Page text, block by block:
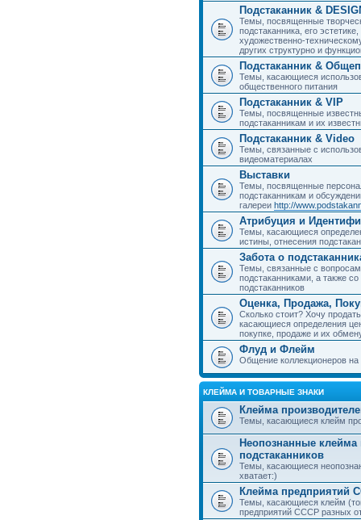
Подстаканник &
Темы, посвященные
подстаканника, его
художественно-
других структурно и
Подстаканник &
Темы, касающиеся
общественного питания
Подстаканник & VIP
Темы, посвященные
подстаканникам и их
Подстаканник & Video
Темы, связанные с
видеоматериалах
Выставки
Темы, посвященные
подстаканникам и
галереи http://
Атрибуция и
Темы, касающиеся
истины, отнесения
Забота о
Темы, связанные с
подстаканниками, а также
подстаканников
Оценка, Продажа,
Сколько стоит? Хочу
касающиеся определения
покупке, продаже и их
Флуд и Флейм
Общение коллекционеров
КЛЕЙМА И ТОВАРНЫЕ ЗНАКИ
Клейма
Темы, касающиеся клейм
Неопознанные клейма
подстаканников
Темы, касающиеся
хватает:)
Клейма предприятий
Темы, касающиеся клейм
предприятий СССР разных